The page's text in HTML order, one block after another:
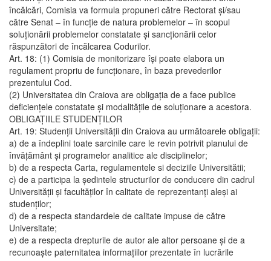
încălcări, Comisia va formula propuneri către Rectorat şi/sau
către Senat – în funcţie de natura problemelor – în scopul
soluţionării problemelor constatate şi sancţionării celor
răspunzători de încălcarea Codurilor.
Art. 18: (1) Comisia de monitorizare îşi poate elabora un
regulament propriu de funcţionare, în baza prevederilor
prezentului Cod.
(2) Universitatea din Craiova are obligaţia de a face publice
deficienţele constatate şi modalităţile de soluţionare a acestora.
OBLIGAŢIILE STUDENŢILOR
Art. 19: Studenţii Universităţii din Craiova au următoarele obligaţii:
a) de a îndeplini toate sarcinile care le revin potrivit planului de
învăţământ şi programelor analitice ale disciplinelor;
b) de a respecta Carta, regulamentele si deciziile Universitătii;
c) de a participa la şedintele structurilor de conducere din cadrul
Universităţii şi facultăţilor în calitate de reprezentanţi aleşi ai
studenţilor;
d) de a respecta standardele de calitate impuse de către
Universitate;
e) de a respecta drepturile de autor ale altor persoane şi de a
recunoaşte paternitatea informaţiilor prezentate în lucrările